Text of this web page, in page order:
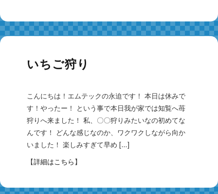
いちご狩り
こんにちは！エムテックの永迫です！ 本日は休みで
す！やったー！ という事で本日我が家では知覧へ苺
狩りへ来ました！ 私、〇〇狩りみたいなの初めてな
んです！ どんな感じなのか、ワクワクしながら向か
いました！ 楽しみすぎて早め […]
【詳細はこちら 】